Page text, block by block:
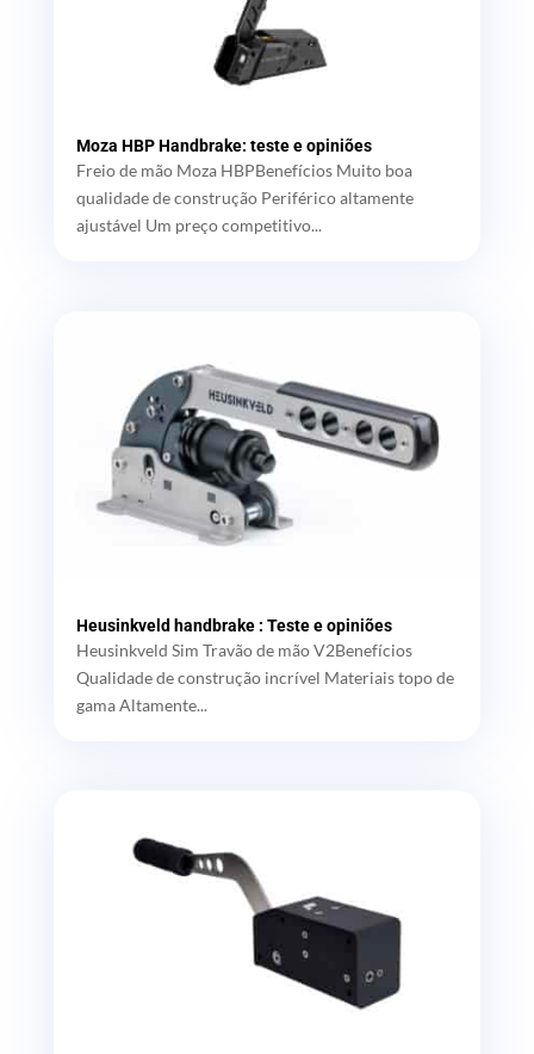
Moza HBP Handbrake: teste e opiniões
Freio de mão Moza HBPBenefícios Muito boa
qualidade de construção Periférico altamente
ajustável Um preço competitivo...
Heusinkveld handbrake : Teste e opiniões
Heusinkveld Sim Travão de mão V2Benefícios
Qualidade de construção incrível Materiais topo de
gama Altamente...